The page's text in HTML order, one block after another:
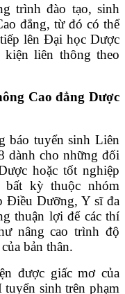
trình đào tạo, sinh
đẳng, từ đó có thể
lên Đại học Dược
liên thông theo
Cao đẳng Dược
báo tuyển sinh Liên
dành cho những đối
hoặc tốt nghiệp
bất kỳ thuộc nhóm
Điều Dưỡng, Y sĩ đa
thuận lợi để các thí
nâng cao trình độ
bản thân.
được giấc mơ của
sinh trên phạm